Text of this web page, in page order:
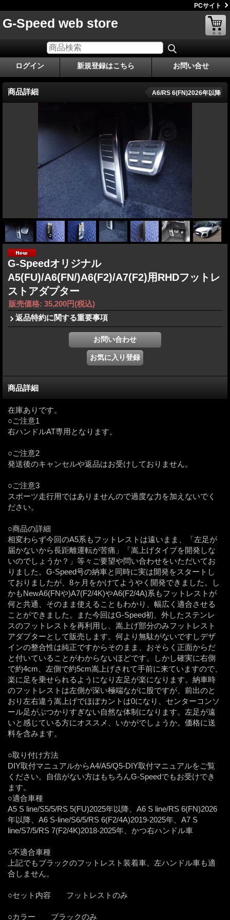
PCサイト
G-Speed web store
ログイン 新規登録はこちら お問い合せ
商品詳細 A6/RS 6(FN)2026年以降
G-Speedオリジナル
A5(FU)/A6(FN/)A6(F2)/A7(F2)用RHDフットレ
ストアダプター
販売価格: 35,200円(税込)
返品特約に関する重要事項
商品詳細
在庫ありです。
○ご注意1
右ハンドルAT専用となります。
○ご注意2
発送後のキャンセルや返品はお受けしておりません。
○ご注意3
スポーツ走行用ではありませんので過度な力を加えないでく
ださい。
○商品の詳細
相変わらず今回のA5系もフットレストは遠いまま、「左足が
届かないから長距離運転が苦痛」「嵩上げタイプを開発しな
いのでしょうか？」等々ご要望や問い合わせをいただいてお
りました。G-Speed号の納車と同時に実は開発をスタートし
ておりましたが、8ヶ月をかけてようやく開発できました。し
かもNewA6(FNや)A7(F2/4K)やA6(F2/4A)系もフットレストが
何と共通、そのまま使えることもわかり、幅広く適合させる
ことができました。また今回はG-Speed初、外したステンレ
スのフットレストを再利用し、嵩上げ部分のみフットレスト
アダプターとして販売します。何より無駄がないですしデザ
インの整合性は純正ですからそのまま、おそらく正面からだ
と付いていることがわからないほどです。しかし確実に右側
で約4cm、左側で約5cm嵩上げされて手前に来ていますので、
楽に足を乗せられるようになり左足が楽になります。納車時
のフットレストは左側が深い極端ながに股ですが、前出のと
おり左右違う嵩上げでほぼカントは0になり、センターコンソ
ール足がぶつかりすぎない自然な体制になります。左足が遠
いと感じている方にオススメ、いかがでしょうか。価格に送
料を含みます。
○取り付け方法
DIY取付マニュアルからA4/A5/Q5-DIY取付マニュアルをご覧
ください。自信がない方はもちろんG-Speedでもお受けでき
ます。
○適合車種
A5 S line/S5/5/RS 5(FU)2025年以降、A6 S line/RS 6(FN)2026
年以降、A6 S-line/S6/5/RS 6(F2/4A)2019-2025年、A7 S
line/S7/5/RS 7(F2/4K)2018-2025年、かつ右ハンドル車
○不適合車種
上記でもブラックのフットレスト装着車、左ハンドル車も適
合しません。
○セット内容 フットレストのみ
○カラー ブラックのみ